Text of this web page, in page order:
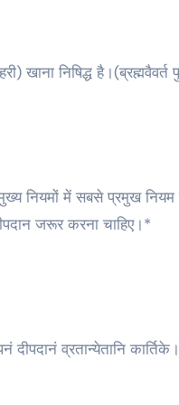
खाना निषिद्ध
नियमों में सबसे प्रमुख
जरूर करना चाहिए।*
दीपदानं व्रतान्येतानि